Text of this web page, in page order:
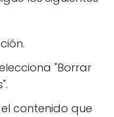
"Borrar
contenido que